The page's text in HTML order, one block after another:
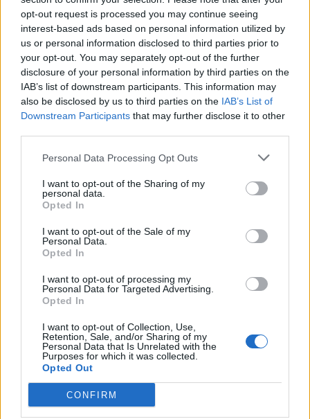
opt-out request is processed you may continue seeing
interest-based ads based on personal information utilized by
us or personal information disclosed to third parties prior to
your opt-out. You may separately opt-out of the further
disclosure of your personal information by third parties on the
IAB’s list of downstream participants. This information may
also be disclosed by us to third parties on the IAB’s List of
Downstream Participants that may further disclose it to other
Personal Data Processing Opt Outs
I want to opt-out of the Sharing of my
personal data.
Opted In
I want to opt-out of the Sale of my
Personal Data.
Opted In
I want to opt-out of processing my
Personal Data for Targeted Advertising.
Opted In
I want to opt-out of Collection, Use,
Retention, Sale, and/or Sharing of my
Personal Data that Is Unrelated with the
Purposes for which it was collected.
Opted Out
CONFIRM
20/06/2010
Se l'amore è fantasia ed
emozione
21/02/2010
26/04/2009
BARI Applausi, battute, sorrisi e
Trapattoni presenta Irlanda-
Italia.
Troncon: «È stata una grande
emozione»
14/11/2008